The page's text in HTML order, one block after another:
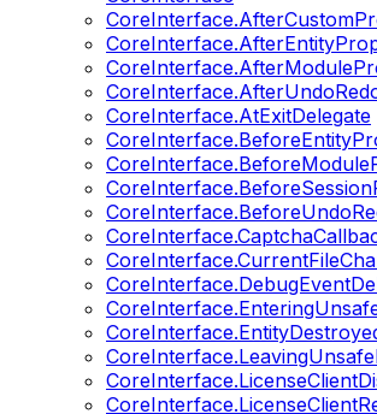
CoreInterface.AtExitDelegate